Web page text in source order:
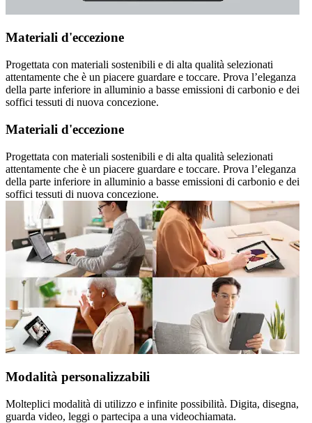
Materiali d'eccezione
Progettata con materiali sostenibili e di alta qualità selezionati
attentamente che è un piacere guardare e toccare. Prova l’eleganza
della parte inferiore in alluminio a basse emissioni di carbonio e dei
soffici tessuti di nuova concezione.
Materiali d'eccezione
Progettata con materiali sostenibili e di alta qualità selezionati
attentamente che è un piacere guardare e toccare. Prova l’eleganza
della parte inferiore in alluminio a basse emissioni di carbonio e dei
soffici tessuti di nuova concezione.
Modalità personalizzabili
Molteplici modalità di utilizzo e infinite possibilità. Digita, disegna,
guarda video, leggi o partecipa a una videochiamata.